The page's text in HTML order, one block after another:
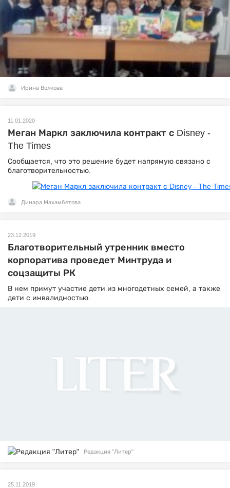
Ирина Волкова
11.01.2020
Меган Маркл заключила контракт с Disney -
The Times
Сообщается, что это решение будет напрямую связано с
благотворительностью.
Динара Махамбетова
23.12.2019
Благотворительный утренник вместо
корпоратива проведет Минтруда и
соцзащиты РК
В нем примут участие дети из многодетных семей, а также
дети с инвалидностью.
Редакция "Литер"
25.11.2019